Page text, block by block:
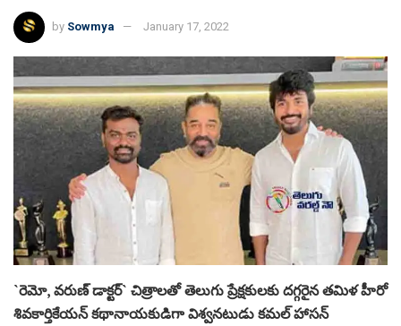
by Sowmya January 17, 2022
`రెమో, వ‌రుణ్ డాక్ట‌ర్` చిత్రాల‌తో తెలుగు ప్రేక్ష‌కుల‌కు ద‌గ్గ‌రైన త‌మిళ హీరో
శివకార్తికేయన్ క‌థానాయ‌కుడిగా విశ్వ‌న‌టుడు క‌మ‌ల్ హాస‌న్